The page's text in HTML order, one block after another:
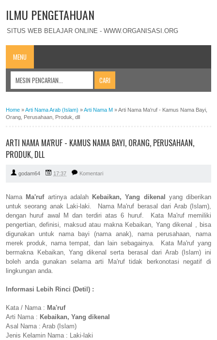
ILMU PENGETAHUAN
SITUS WEB BELAJAR ONLINE - WWW.ORGANISASI.ORG
MENU
Home »Arti Nama Arab (Islam) »Arti Nama M »Arti Nama Ma'ruf - Kamus Nama Bayi,
Orang, Perusahaan, Produk, dll
ARTI NAMA MA'RUF - KAMUS NAMA BAYI, ORANG, PERUSAHAAN,
PRODUK, DLL
godam64 17:37 Komentari
Nama Ma'rufartinya adalah Kebaikan, Yang dikenal yang diberikan
untuk seorang anak Laki-laki. Nama Ma'ruf berasal dari Arab (Islam),
dengan huruf awal M dan terdiri atas 6 huruf. Kata Ma'ruf memiliki
pengertian, definisi, maksud atau makna Kebaikan, Yang dikenal , bisa
digunakan untuk nama bayi (nama anak), nama perusahaan, nama
merek produk, nama tempat, dan lain sebagainya. Kata Ma'ruf yang
bermakna Kebaikan, Yang dikenal serta berasal dari Arab (Islam) ini
boleh anda gunakan selama arti Ma'ruf tidak berkonotasi negatif di
lingkungan anda.
Informasi Lebih Rinci (Detil) :
Kata / Nama : Ma'ruf
Arti Nama : Kebaikan, Yang dikenal
Asal Nama : Arab (Islam)
Jenis Kelamin Nama : Laki-laki